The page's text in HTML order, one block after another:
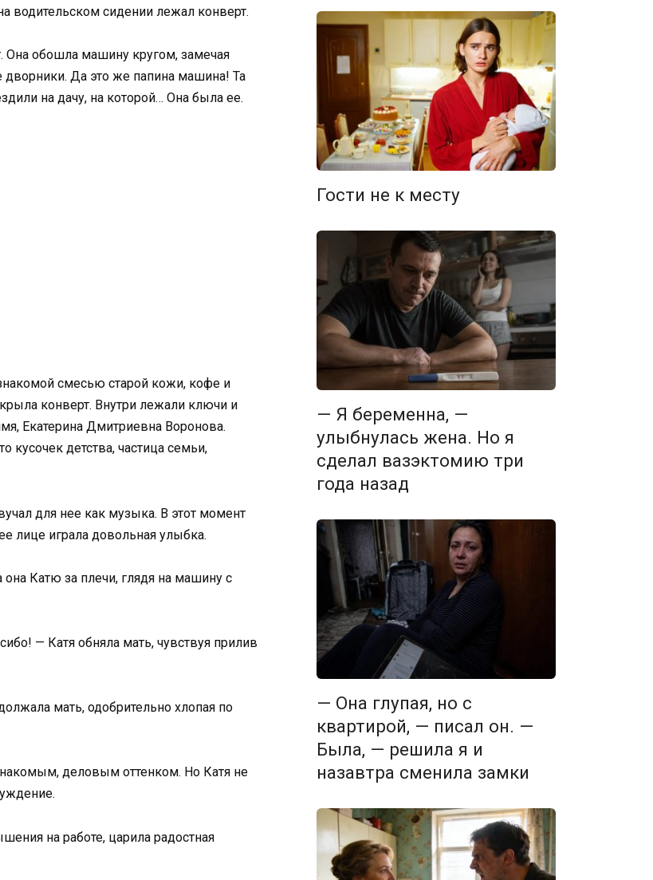
водительском сидении лежал конверт.
Она обошла машину кругом, замечая
Да это же папина машина! Та
на дачу, на которой… Она была ее.
смесью старой кожи, кофе и
конверт. Внутри лежали ключи и
Екатерина Дмитриевна Воронова.
кусочек детства, частица семьи,
для нее как музыка. В этот момент
лице играла довольная улыбка.
она Катю за плечи, глядя на машину с
— Катя обняла мать, чувствуя прилив
мать, одобрительно хлопая по
деловым оттенком. Но Катя не
на работе, царила радостная
Гости не к месту
— Я беременна, —
улыбнулась жена. Но я
сделал вазэктомию три
года назад
— Она глупая, но с
квартирой, — писал он. —
Была, — решила я и
назавтра сменила замки